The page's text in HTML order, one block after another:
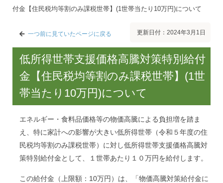
付金【住民税均等割のみ課税世帯】(1世帯当たり10万円)について
一つ前に見ていたページに戻る 更新日付：2024年3月1日
低所得世帯支援価格高騰対策特別給付
金【住民税均等割のみ課税世帯】(1世
帯当たり10万円)について
エネルギー・食料品価格等の物価高騰による負担増を踏ま
え、特に家計への影響が大きい低所得世帯（令和５年度の住
民税均等割のみ課税世帯）に対し低所得世帯支援価格高騰対
策特別給付金として、１世帯あたり１０万円を給付します。
この給付金（上限額：10万円）は、「物価高騰対策給付金に